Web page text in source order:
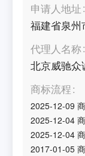
申请人地址
福建省泉
代理人名称
北京威驰众
商标流程
2025-12-09
2025-12-04
2025-12-04
2017-01-05